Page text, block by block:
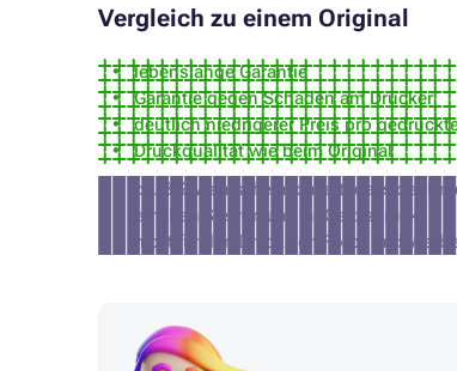
Vergleich zu einem Original
lebenslange Garantie
Garantie gegen Schäden am Drucker
deutlich niedrigerer Preis pro
Druckqualität wie beim Original
ca. 3% Wahrscheinlichkeit, dass der
erhalten Sie von uns Ihr Geld zurück)
nicht für den Druck von Fotos und